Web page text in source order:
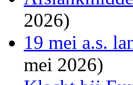
2026)
19 mei a.s.
mei 2026)